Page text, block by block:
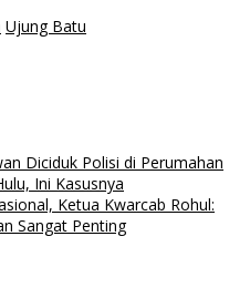
Ujung Batu
Diciduk Polisi di Perumahan
Ini Kasusnya
Ketua Kwarcab Rohul:
Sangat Penting